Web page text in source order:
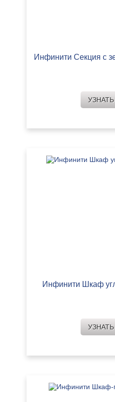
Инфинити Секция с
Инфинити Шкаф